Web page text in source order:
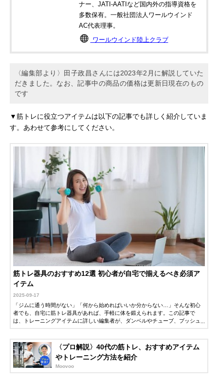
ナー、JATI‐AATIなど国内外の指導資格を
多数保有。一般社団法人ワールウインド
AC代表理事。
ワールウインド陸上クラブ
〈編集部より〉田子政昌さんには2023年2月に解説していた
だきました。なお、記事中の商品の価格は更新日現在のもの
です
▼筋トレに役立つアイテムは以下の記事でも詳しく紹介していま
す。あわせて参考にしてください。
筋トレ器具のおすすめ12選 初心者が自宅で揃えるべき必須ア
イテム
2025-09-17
「ジムに通う時間がない」「何から始めればいいか分からない…」そんな初心
者でも、自宅に筋トレ器具があれば、手軽に体を鍛えられます。この記事で
は、トレーニングアイテムに詳しい編集者が、ダンベルやチューブ、プッシュ
〈プロ解説〉40代の筋トレ、おすすめアイテム
やトレーニング方法を紹介
Moovoo